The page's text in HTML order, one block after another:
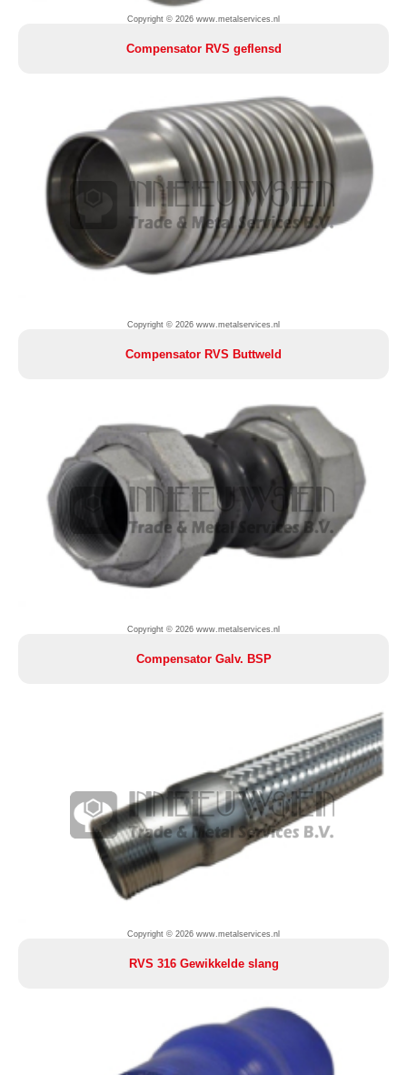
Copyright © 2026 www.metalservices.nl
Compensator RVS geflensd
Copyright © 2026 www.metalservices.nl
Compensator RVS Buttweld
Copyright © 2026 www.metalservices.nl
Compensator Galv. BSP
Copyright © 2026 www.metalservices.nl
RVS 316 Gewikkelde slang